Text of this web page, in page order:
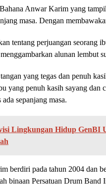
Anwar Karim yang
masa. Dengan
tentang perjuangan seorang
alunan lembut
yang tegas dan penuh
yang penuh kasih sayang dan
sepanjang masa.
Lingkungan Hidup GenBI
berdiri pada tahun 2004 dan
binaan Persatuan Drum Band